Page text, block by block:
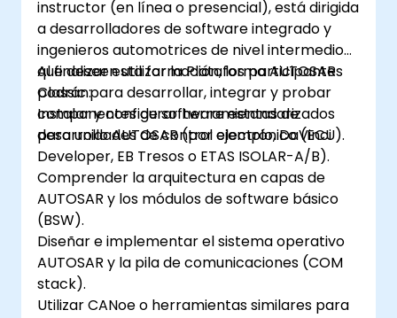
instructor (en línea o presencial), está dirigida
a desarrolladores de software integrado y
ingenieros automotrices de nivel intermedio
que deseen utilizar la Plataforma AUTOSAR
Classic para desarrollar, integrar y probar
componentes de software estandarizados
para unidades de control electrónico (ECU).
Al finalizar esta formación, los participantes
podrán:
Instalar y configurar herramientas de
desarrollo AUTOSAR (por ejemplo, DaVinci
Developer, EB Tresos o ETAS ISOLAR-A/B).
Comprender la arquitectura en capas de
AUTOSAR y los módulos de software básico
(BSW).
Diseñar e implementar el sistema operativo
AUTOSAR y la pila de comunicaciones (COM
stack).
Utilizar CANoe o herramientas similares para